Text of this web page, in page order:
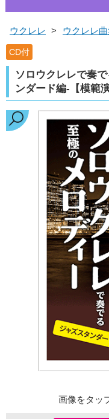
ウクレレ > ウクレレ
CD付
ソロウクレレで奏
ンダード編-【模範
画像をタッ